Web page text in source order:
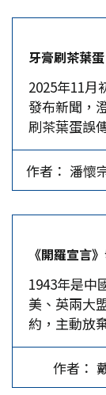
所需營養的
（即農業化
物。而寄主
農作物病害
賴政府網路
擊，凸顯資
「暗網之亂
恐讓「國家
資已不只是
資料，例如
對整合，再
黨把詐騙問
付平台都傳
破民進黨一
膨脹成效倒
先成立專責
法」，召開
礡，實際成
報資訊網統
不法問題層
2025年11月
發布新聞，
刷茶葉蛋誤
影片中只是
色素，並不
截然不同，
路偏方。
出面澄清？
葉蛋刷白實
番功夫搜尋
影片主是自
位，上傳時
起來並非商
膏」（未露
作者： 潘懷
《開羅宣言
1943年是中
美、英兩大
約，主動放
的地位。同
福、英國首
石，在埃及
作者：